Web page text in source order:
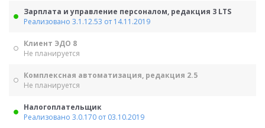
Зарплата и управление персоналом, редакция 3 LTS
Реализовано 3.1.12.53 от 14.11.2019
Клиент ЭДО 8
Не планируется
Комплексная автоматизация, редакция 2.5
Не планируется
Налогоплательщик
Реализовано 3.0.170 от 03.10.2019